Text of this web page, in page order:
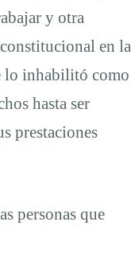
y otra
en la
lo inhabilitó como
hasta ser
prestaciones
personas que